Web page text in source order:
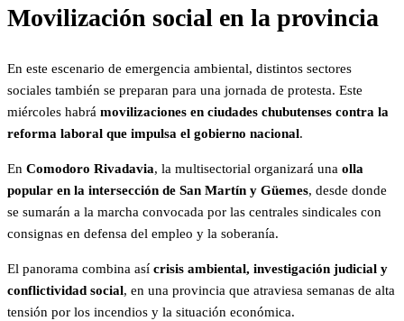
Movilización social en la provincia
En este escenario de emergencia ambiental, distintos sectores
sociales también se preparan para una jornada de protesta. Este
miércoles habrá movilizaciones en ciudades chubutenses contra la
reforma laboral que impulsa el gobierno nacional.
En Comodoro Rivadavia, la multisectorial organizará una olla
popular en la intersección de San Martín y Güemes, desde donde
se sumarán a la marcha convocada por las centrales sindicales con
consignas en defensa del empleo y la soberanía.
El panorama combina así crisis ambiental, investigación judicial y
conflictividad social, en una provincia que atraviesa semanas de alta
tensión por los incendios y la situación económica.